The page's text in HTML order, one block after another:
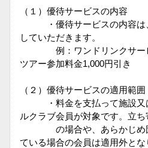
（１）優待サービスの内容
・優待サービスの内容は
していただきます。
例：ワンドリンクサービ
ツアー参加料金1,000円引き
（２）優待サービスの適用範囲
・料金を支払って施設又
ルクラブ会員が対象です。立
の場合や、あらかじめ団
ている場合の会員は適用外とな